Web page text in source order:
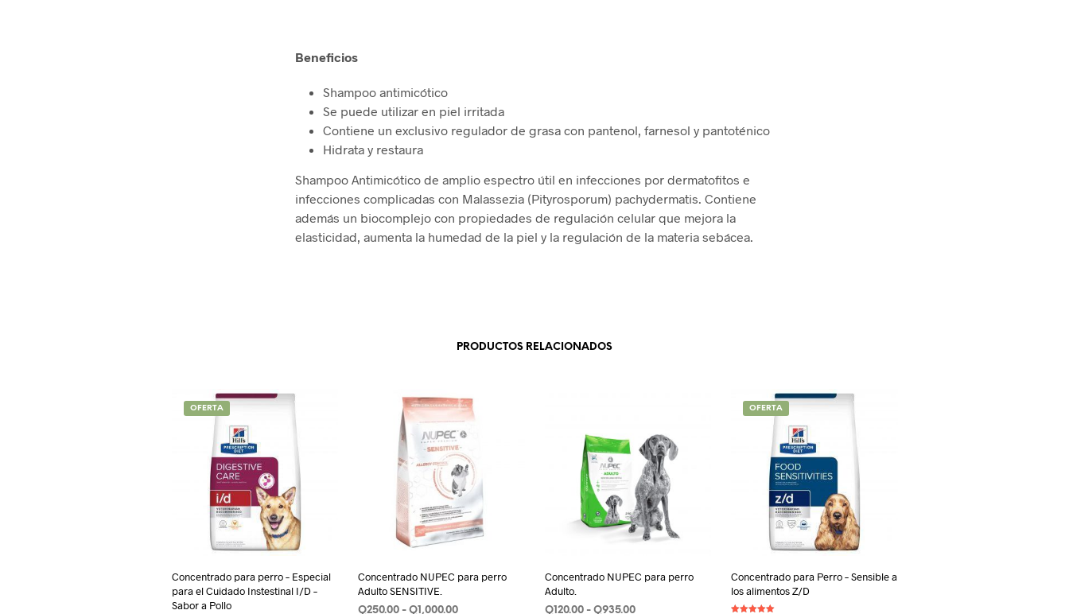
Beneficios
Shampoo antimicótico
Se puede utilizar en piel irritada
Contiene un exclusivo regulador de grasa con pantenol, farnesol y pantoténico
Hidrata y restaura
Shampoo Antimicótico de amplio espectro útil en infecciones por dermatofitos e
infecciones complicadas con Malassezia (Pityrosporum) pachydermatis. Contiene
además un biocomplejo con propiedades de regulación celular que mejora la
elasticidad, aumenta la humedad de la piel y la regulación de la materia sebácea.
PRODUCTOS RELACIONADOS
OFERTA
Concentrado para perro – Especial
para el Cuidado Instestinal I/D –
Sabor a Pollo
Concentrado NUPEC para perro
Adulto SENSITIVE.
Q250.00 - Q1,000.00Rango
Concentrado NUPEC para perro
Adulto.
Q120.00 - Q935.00Rango
OFERTA
Concentrado para Perro – Sensible a
los alimentos Z/D